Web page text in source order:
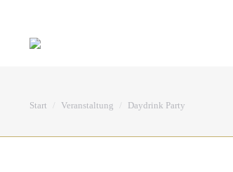
Sie befinden sich hier:
Start Veranstaltung Daydrink Party